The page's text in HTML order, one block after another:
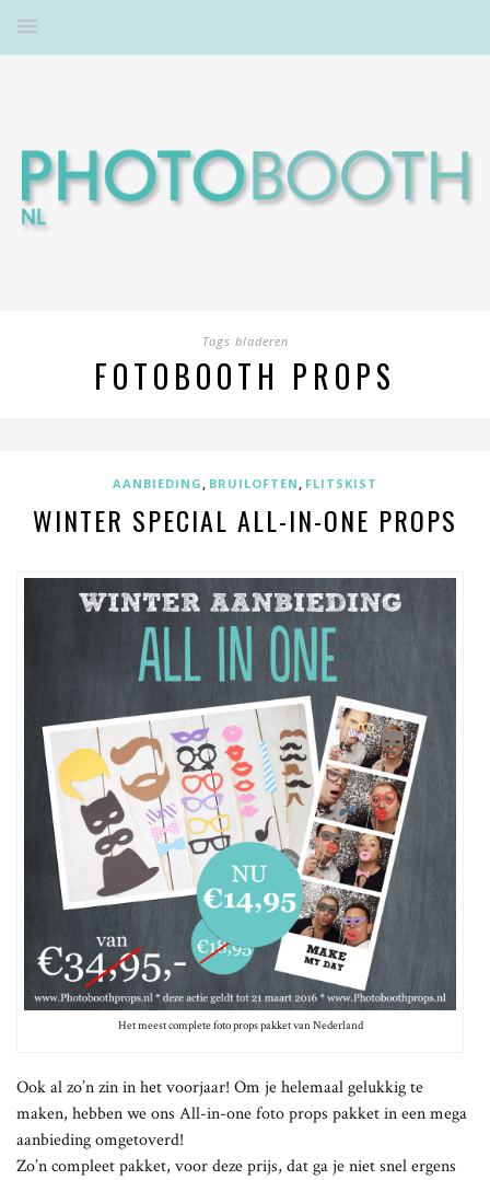
Tags bladeren
FOTOBOOTH PROPS
AANBIEDING , BRUILOFTEN , FLITSKIST
WINTER SPECIAL ALL-IN-ONE PROPS
Het meest complete foto props pakket van Nederland
Ook al zo’n zin in het voorjaar! Om je helemaal gelukkig te
maken, hebben we ons All-in-one foto props pakket in een mega
aanbieding omgetoverd!
Zo’n compleet pakket, voor deze prijs, dat ga je niet snel ergens